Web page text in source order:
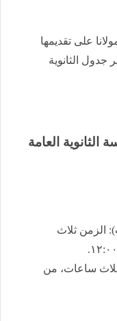
على تقديمها
الثانوي 2026، ننشر جدول الثانوية
العامة
الزمن ثلاث
ثلاث ساعات، من